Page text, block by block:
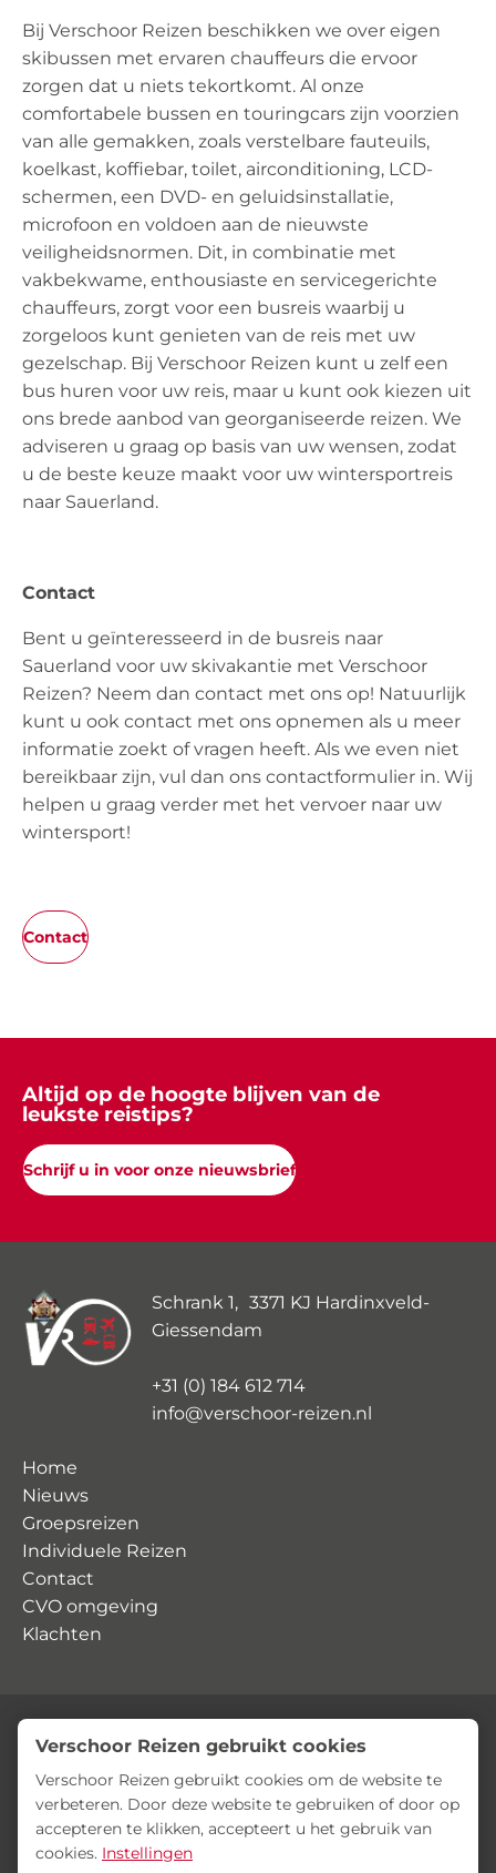
Bij Verschoor Reizen beschikken we over eigen
skibussen met ervaren chauffeurs die ervoor
zorgen dat u niets tekortkomt. Al onze
comfortabele bussen en touringcars zijn voorzien
van alle gemakken, zoals verstelbare fauteuils,
koelkast, koffiebar, toilet, airconditioning, LCD-
schermen, een DVD- en geluidsinstallatie,
microfoon en voldoen aan de nieuwste
veiligheidsnormen. Dit, in combinatie met
vakbekwame, enthousiaste en servicegerichte
chauffeurs, zorgt voor een busreis waarbij u
zorgeloos kunt genieten van de reis met uw
gezelschap. Bij Verschoor Reizen kunt u zelf een
bus huren voor uw reis, maar u kunt ook kiezen uit
ons brede aanbod van georganiseerde reizen. We
adviseren u graag op basis van uw wensen, zodat
u de beste keuze maakt voor uw wintersportreis
naar Sauerland.
Contact
Bent u geïnteresseerd in de busreis naar
Sauerland voor uw skivakantie met Verschoor
Reizen? Neem dan contact met ons op! Natuurlijk
kunt u ook contact met ons opnemen als u meer
informatie zoekt of vragen heeft. Als we even niet
bereikbaar zijn, vul dan ons contactformulier in. Wij
helpen u graag verder met het vervoer naar uw
wintersport!
Contact
Altijd op de hoogte blijven van de
leukste reistips?
Schrijf u in voor onze nieuwsbrief
Schrank 1, 3371 KJ Hardinxveld-
Giessendam
+31 (0) 184 612 714
info@verschoor-reizen.nl
Home
Nieuws
Groepsreizen
Individuele Reizen
Contact
CVO omgeving
Klachten
Privacyverklaring
Verschoor Reizen gebruikt cookies
Verschoor Reizen gebruikt cookies om de website te
verbeteren. Door deze website te gebruiken of door op
accepteren te klikken, accepteert u het gebruik van
cookies. Instellingen